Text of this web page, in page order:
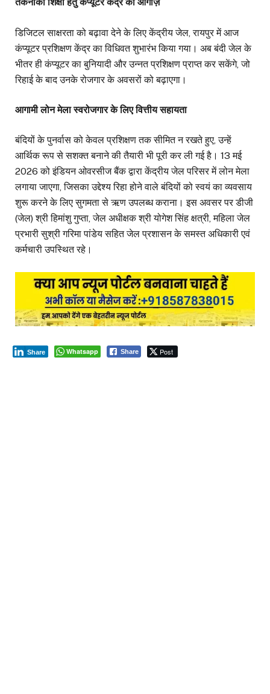
तकनीकी शिक्षा हेतु कंप्यूटर केंद्र का आगाज़
डिजिटल साक्षरता को बढ़ावा देने के लिए केंद्रीय जेल, रायपुर में आज
कंप्यूटर प्रशिक्षण केंद्र का विधिवत शुभारंभ किया गया। अब बंदी जेल के
भीतर ही कंप्यूटर का बुनियादी और उन्नत प्रशिक्षण प्राप्त कर सकेंगे, जो
रिहाई के बाद उनके रोजगार के अवसरों को बढ़ाएगा।
आगामी लोन मेला स्वरोजगार के लिए वित्तीय सहायता
बंदियों के पुनर्वास को केवल प्रशिक्षण तक सीमित न रखते हुए, उन्हें
आर्थिक रूप से सशक्त बनाने की तैयारी भी पूरी कर ली गई है। 13 मई
2026 को इंडियन ओवरसीज बैंक द्वारा केंद्रीय जेल परिसर में लोन मेला
लगाया जाएगा, जिसका उद्देश्य रिहा होने वाले बंदियों को स्वयं का व्यवसाय
शुरू करने के लिए सुगमता से ऋण उपलब्ध कराना। इस अवसर पर डीजी
(जेल) श्री हिमांशु गुप्ता, जेल अधीक्षक श्री योगेश सिंह क्षत्री, महिला जेल
प्रभारी सुश्री गरिमा पांडेय सहित जेल प्रशासन के समस्त अधिकारी एवं
कर्मचारी उपस्थित रहे।
Whatsapp Share Post
Share